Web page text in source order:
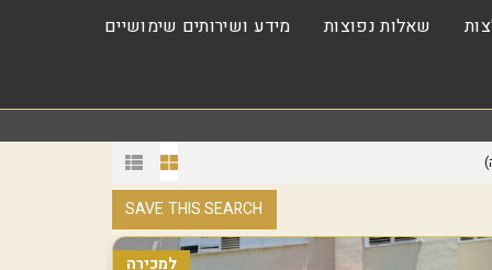
שאלות נפוצות מידע ושירותים שימושיים
SAVE THIS SEARCH
למכירה